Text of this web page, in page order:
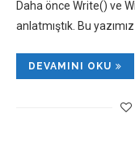
Daha önce Write() ve
anlatmıştık. Bu
DEVAMINI OKU